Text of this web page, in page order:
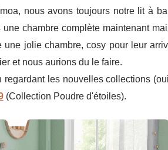
nous avons toujours notre lit à
chambre complète maintenant
une jolie chambre, cosy pour leur
et nous aurions du le faire.
les nouvelles collections
(Collection Poudre d'étoiles).